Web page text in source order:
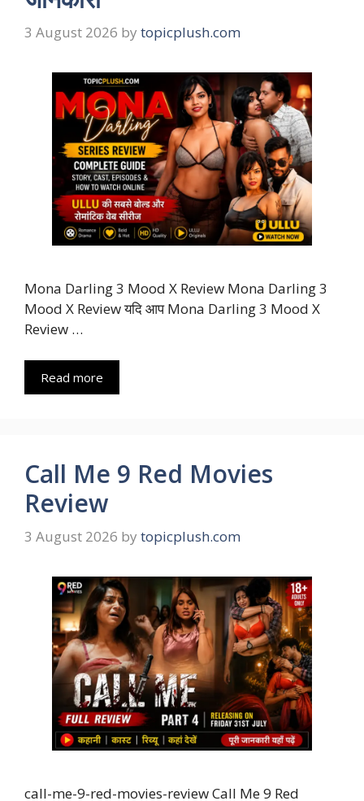
3 August 2026 by topicplush.com
Mona Darling 3 Mood X Review Mona Darling 3
Mood X Review यदि आप Mona Darling 3 Mood X
Review …
Read more
Call Me 9 Red Movies
Review
3 August 2026 by topicplush.com
call-me-9-red-movies-review Call Me 9 Red